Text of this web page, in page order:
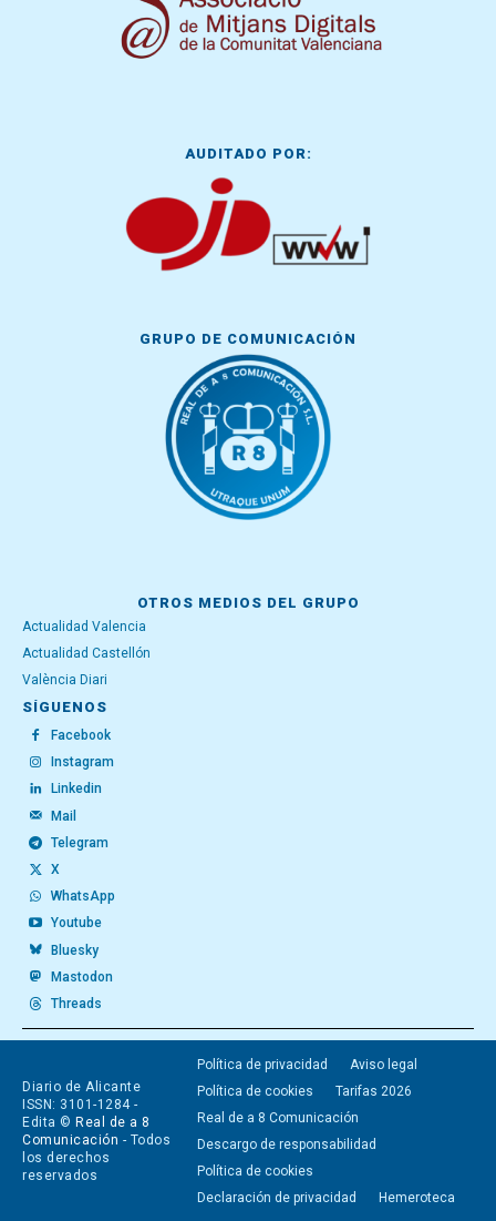
AUDITADO POR:
GRUPO DE COMUNICACIÓN
OTROS MEDIOS DEL GRUPO
Actualidad Valencia
Actualidad Castellón
València Diari
SÍGUENOS
Facebook
Instagram
Linkedin
Mail
Telegram
X
WhatsApp
Youtube
Bluesky
Mastodon
Threads
Diario de Alicante
ISSN: 3101-1284 -
Edita © Real de a 8
Comunicación - Todos
los derechos
reservados
Política de privacidad
Aviso legal
Política de cookies
Tarifas 2026
Real de a 8 Comunicación
Descargo de responsabilidad
Política de cookies
Declaración de privacidad
Hemeroteca